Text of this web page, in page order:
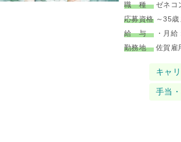
職 種ゼネコ
応募資格～35歳
給 与・月給
勤務地佐賀雇
キャ
手当